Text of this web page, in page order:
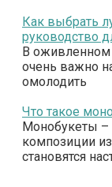
Как выбрать
руководство
В оживленном
очень важно
омолодить
Что такое
Монобукеты –
композиции
становятся